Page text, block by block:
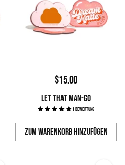
$15.00
LET THAT MAN-GO
1 Bewertung
Zum Warenkorb hinzufügen
Anzahl